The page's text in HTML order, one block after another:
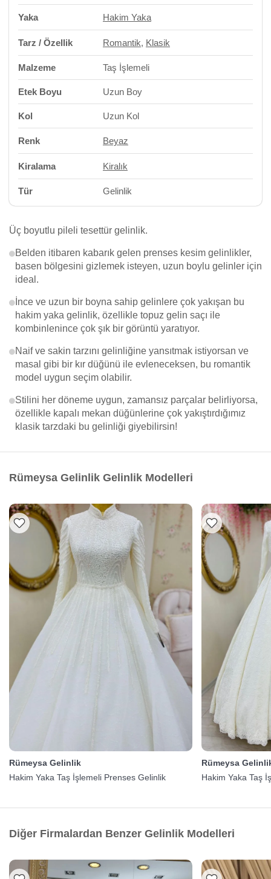
Yaka Hakim Yaka
Tarz / Özellik Romantik, Klasik
Malzeme Taş İşlemeli
Etek Boyu Uzun Boy
Kol Uzun Kol
Renk Beyaz
Kiralama Kiralık
Tür Gelinlik
Üç boyutlu pileli tesettür gelinlik.
Belden itibaren kabarık gelen prenses kesim gelinlikler,
basen bölgesini gizlemek isteyen, uzun boylu gelinler için
ideal.
İnce ve uzun bir boyna sahip gelinlere çok yakışan bu
hakim yaka gelinlik, özellikle topuz gelin saçı ile
kombinlenince çok şık bir görüntü yaratıyor.
Naif ve sakin tarzını gelinliğine yansıtmak istiyorsan ve
masal gibi bir kır düğünü ile evleneceksen, bu romantik
model uygun seçim olabilir.
Stilini her döneme uygun, zamansız parçalar belirliyorsa,
özellikle kapalı mekan düğünlerine çok yakıştırdığımız
klasik tarzdaki bu gelinliği giyebilirsin!
Rümeysa Gelinlik Gelinlik Modelleri
Rümeysa Gelinlik
Hakim Yaka Taş İşlemeli Prenses Gelinlik
Rümeysa
Hakim Yaka Taş
Diğer Firmalardan Benzer Gelinlik Modelleri